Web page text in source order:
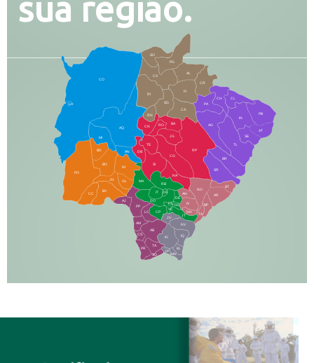
sua região.
CO
AQ
MI
AN
CX
RI
AL
CR
FI
SG
BA
CA
PA
CH CL
PB
SE
TL
AG
BR
SR
BT
AR
RP
RO
JG
CG
SI
NA
TA
NH
JT
RB
MA
IT
DR
DO
CP
JU
NV
IQ
EL
BD
BO
NI
JD
PO
BV
CC
PP
AJ
LC
AM
AB
JP
DB
TE
CS
PR
TA
SQ
IG
MN
IN
NO
BP
RN
CN
GL
AN
IV
FS
VC
GD
DE
AT
PG
SO
LA